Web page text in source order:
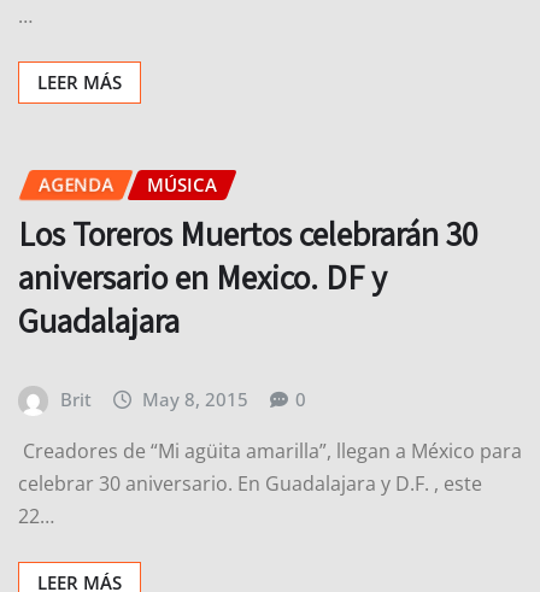
…
LEER MÁS
AGENDA MÚSICA
Los Toreros Muertos celebrarán 30
aniversario en Mexico. DF y
Guadalajara
Brit May 8, 2015 0
​ Creadores de “Mi agüita amarilla”, llegan a México para
celebrar 30 aniversario. En Guadalajara y D.F. , este
22…
LEER MÁS